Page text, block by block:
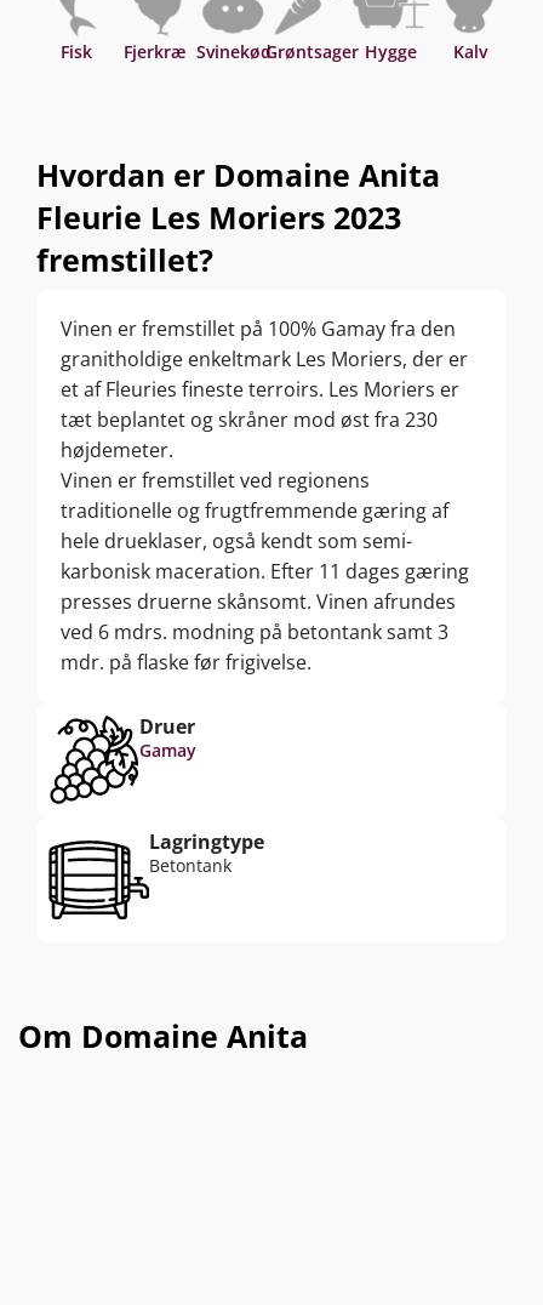
Fisk Fjerkræ SvinekødGrøntsager Hygge Kalv
Hvordan er Domaine Anita
Fleurie Les Moriers 2023
fremstillet?
Vinen er fremstillet på 100% Gamay fra den
granitholdige enkeltmark Les Moriers, der er
et af Fleuries fineste terroirs. Les Moriers er
tæt beplantet og skråner mod øst fra 230
højdemeter.
Vinen er fremstillet ved regionens
traditionelle og frugtfremmende gæring af
hele drueklaser, også kendt som semi-
karbonisk maceration. Efter 11 dages gæring
presses druerne skånsomt. Vinen afrundes
ved 6 mdrs. modning på betontank samt 3
mdr. på flaske før frigivelse.
Druer
Gamay
Lagringtype
Betontank
Om Domaine Anita